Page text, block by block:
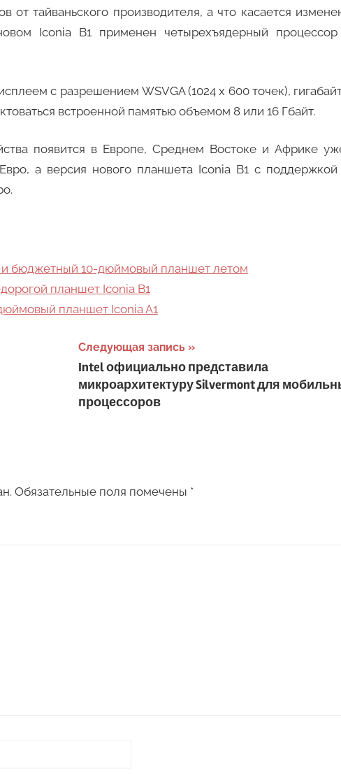
тайваньского производителя, а что касается
Iconia B1 применен четырехъядерный
с разрешением WSVGA (1024 х 600 точек),
встроенной памятью объемом 8 или 16 Гбайт.
появится в Европе, Среднем Востоке и Африке
а версия нового планшета Iconia B1 с поддержкой
и бюджетный 10-дюймовый планшет летом
планшет Iconia B1
планшет Iconia A1
Следующая запись
Intel официально представила
микроархитектуру Silvermont для
процессоров
Обязательные поля помечены *